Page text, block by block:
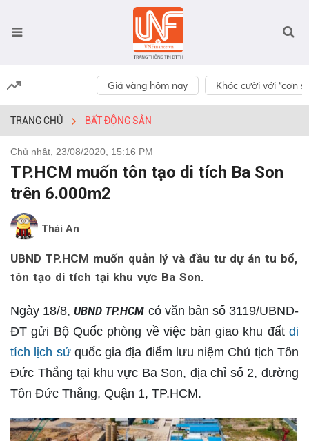
Giá vàng hôm nay Khóc cười với “cơn
TRANG CHỦ BẤT ĐỘNG SẢN
Chủ nhật, 23/08/2020, 15:16 PM
TP.HCM muốn tôn tạo di tích Ba Son
trên 6.000m2
Thái An
UBND TP.HCM muốn quản lý và đầu tư dự án tu bổ,
tôn tạo di tích tại khu vực Ba Son.
Ngày 18/8,UBND TP.HCM có văn bản số 3119/UBND-
ĐT gửi Bộ Quốc phòng về việc bàn giao khu đất di
tích lịch sửquốc gia địa điểm lưu niệm Chủ tịch Tôn
Đức Thắng tại khu vực Ba Son, địa chỉ số 2, đường
Tôn Đức Thắng, Quận 1, TP.HCM.